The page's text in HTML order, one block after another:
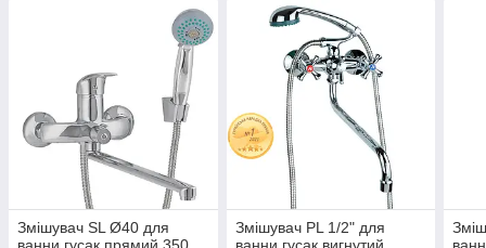
Змішувач SL Ø40 для
Змішувач PL 1/2" для